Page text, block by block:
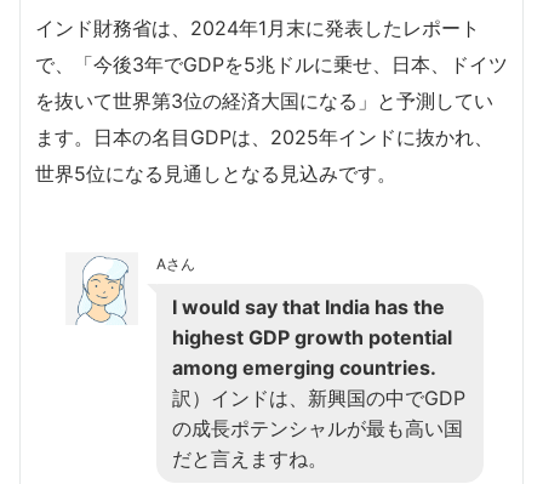
インド財務省は、2024年1月末に発表したレポート
で、「今後3年でGDPを5兆ドルに乗せ、日本、ドイツ
を抜いて世界第3位の経済大国になる」と予測してい
ます。日本の名目GDPは、2025年インドに抜かれ、
世界5位になる見通しとなる見込みです。
Aさん
I would say that India has the
highest GDP growth potential
among emerging countries.
訳）インドは、新興国の中でGDP
の成長ポテンシャルが最も高い国
だと言えますね。